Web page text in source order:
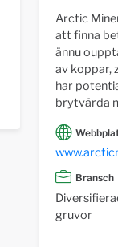
Arctic
att finna
ännu
av koppar,
har
brytvärda
Bransch
gruvor